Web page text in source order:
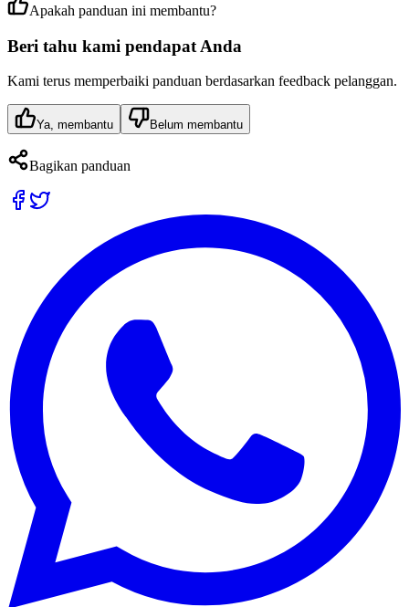
Apakah panduan ini membantu?
Beri tahu kami pendapat Anda
Kami terus memperbaiki panduan berdasarkan feedback pelanggan.
Ya, membantu Belum membantu
Bagikan panduan